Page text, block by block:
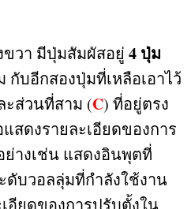
ขวา มีปุ่มสัมผัสอยู่ 4 ปุ่ม
กับอีกสองปุ่มที่เหลือเอาไว้
ะส่วนที่สาม (C) ที่อยู่ตรง
สดงรายละเอียดของการ
างเช่น แสดงอินพุตที่
ดับวอลลุ่มที่กำลังใช้งาน
อียดของการปรับตั้งใน